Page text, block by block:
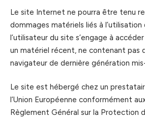
Le site Internet ne pourra être tenu
dommages matériels liés à l’utilisation
l’utilisateur du site s’engage à
un matériel récent, ne contenant pas
navigateur de dernière génération
Le site est hébergé chez un
l’Union Européenne conformément
Règlement Général sur la Protection